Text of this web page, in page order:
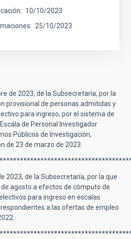
10/10/2023
25/10/2023
de 2023, de la Subsecretaría, por la
provisional de personas admitidas y
para ingreso, por el sistema de
de Personal Investigador
Públicos de Investigación,
de 23 de marzo de 2023.
2023, de la Subsecretaría, por la que
agosto a efectos de cómputo de
para ingreso en escalas
a las ofertas de empleo